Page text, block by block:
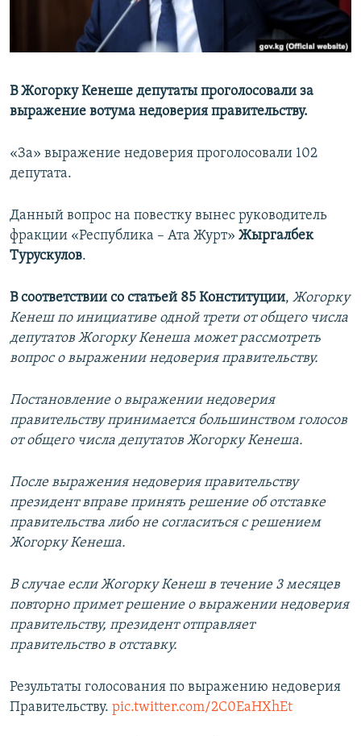
В Жогорку Кенеше депутаты проголосовали за
выражение вотума недоверия правительству.
«За» выражение недоверия проголосовали 102
депутата.
Данный вопрос на повестку вынес руководитель
фракции «Республика – Ата Журт» Жыргалбек
Турускулов.
В соответствии со статьей 85 Конституции, Жогорку
Кенеш по инициативе одной трети от общего числа
депутатов Жогорку Кенеша может рассмотреть
вопрос о выражении недоверия правительству.
Постановление о выражении недоверия
правительству принимается большинством голосов
от общего числа депутатов Жогорку Кенеша.
После выражения недоверия правительству
президент вправе принять решение об отставке
правительства либо не согласиться с решением
Жогорку Кенеша.
В случае если Жогорку Кенеш в течение 3 месяцев
повторно примет решение о выражении недоверия
правительству, президент отправляет
правительство в отставку.
Результаты голосования по выражению недоверия
Правительству. pic.twitter.com/2C0EaHXhEt